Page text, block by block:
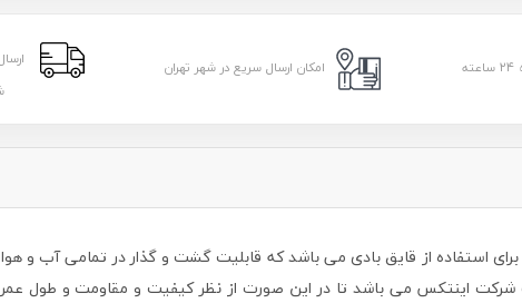
امکان ارسال سریع در شهر تهران
جانبی برای استفاده از قایق بادی می باشد که قابلیت گشت و گذار در تمامی
اینتکس می باشد تا در این صورت از نظر کیفیت و مقاومت و طول عمر